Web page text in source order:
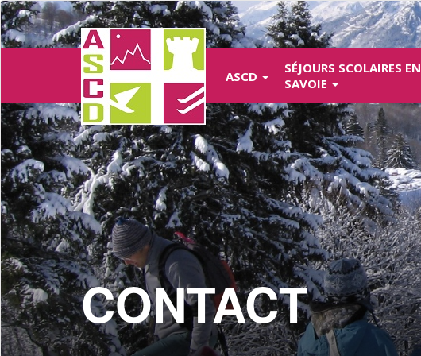
Aller
au
contenu
ASCD
SÉJOURS SCOLAIRES EN
SAVOIE
CONTACT